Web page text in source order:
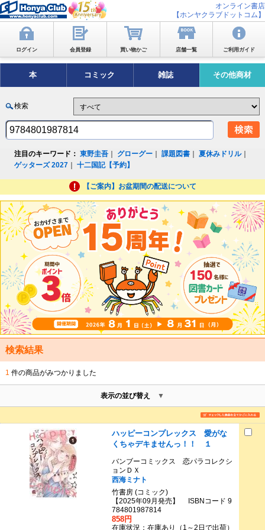
オンライン書店
【ホンヤクラブドットコム】
ログイン 会員登録 買い物かご 店舗一覧 ご利用ガイド
本 コミック 雑誌 その他商材
検索
注目のキーワード： 東野圭吾 グローグー ｜課題図書 ｜夏休みドリル｜
ゲッターズ 2027 ｜十二国記【予約】
【ご案内】お盆期間の配送について
検索結果
1 件の商品がみつかりました
表示の並び替え
ハッピーコンプレックス 愛がな
くちゃデキませんっ！！ １
バンブーコミックス 恋パラコレクシ
ョンＤＸ
西海ミナト
竹書房 (コミック)
【2025年09月発売】 ISBNコード 9
784801987814
858円
在庫状況：在庫あり（1～2日で出荷）